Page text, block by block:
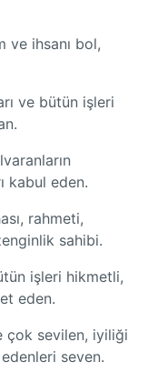
ve ihsanı bol,
ve bütün işleri
kabul eden.
rahmeti,
sahibi.
işleri hikmetli,
eden.
çok sevilen, iyiliği
seven.